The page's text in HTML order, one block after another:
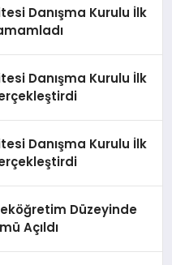
Danışma Kurulu İlk
Danışma Kurulu İlk
Danışma Kurulu İlk
Düzeyinde
Açıldı